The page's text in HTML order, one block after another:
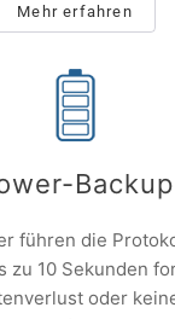
Mehr erfahren
Backup
führen die
zu 10 Sekunden
oder